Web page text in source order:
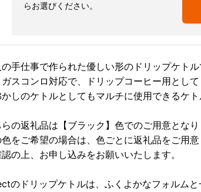
らお選びください。
手仕事で作られた優しい形のドリップケトル
スコンロ対応で、ドリップコーヒー用として
しのケトルとしてもマルチに使用できるケト
らの返礼品は【ブラック】色でのご用意となり
をご希望の場合は、色ごとに返礼品をご用意
認の上、お申し込みをお願いいたします。
のドリップケトルは、ふくよかなフォルムと